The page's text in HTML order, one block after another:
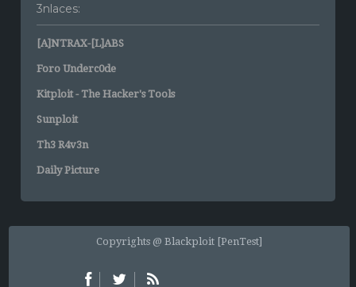
3nlaces:
[A]NTRAX-[L]ABS
Foro Underc0de
Kitploit - The Hacker's Tools
Sunploit
Th3 R4v3n
Daily Picture
Copyrights @ Blackploit [PenTest]